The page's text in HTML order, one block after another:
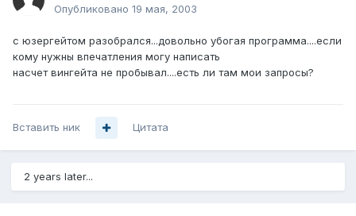
Опубликовано 19 мая, 2003
с юзергейтом разобрался...довольно убогая программа....если
кому нужны впечатления могу написать
насчет вингейта не пробывал....есть ли там мои запросы?
Вставить ник Цитата
2 years later...